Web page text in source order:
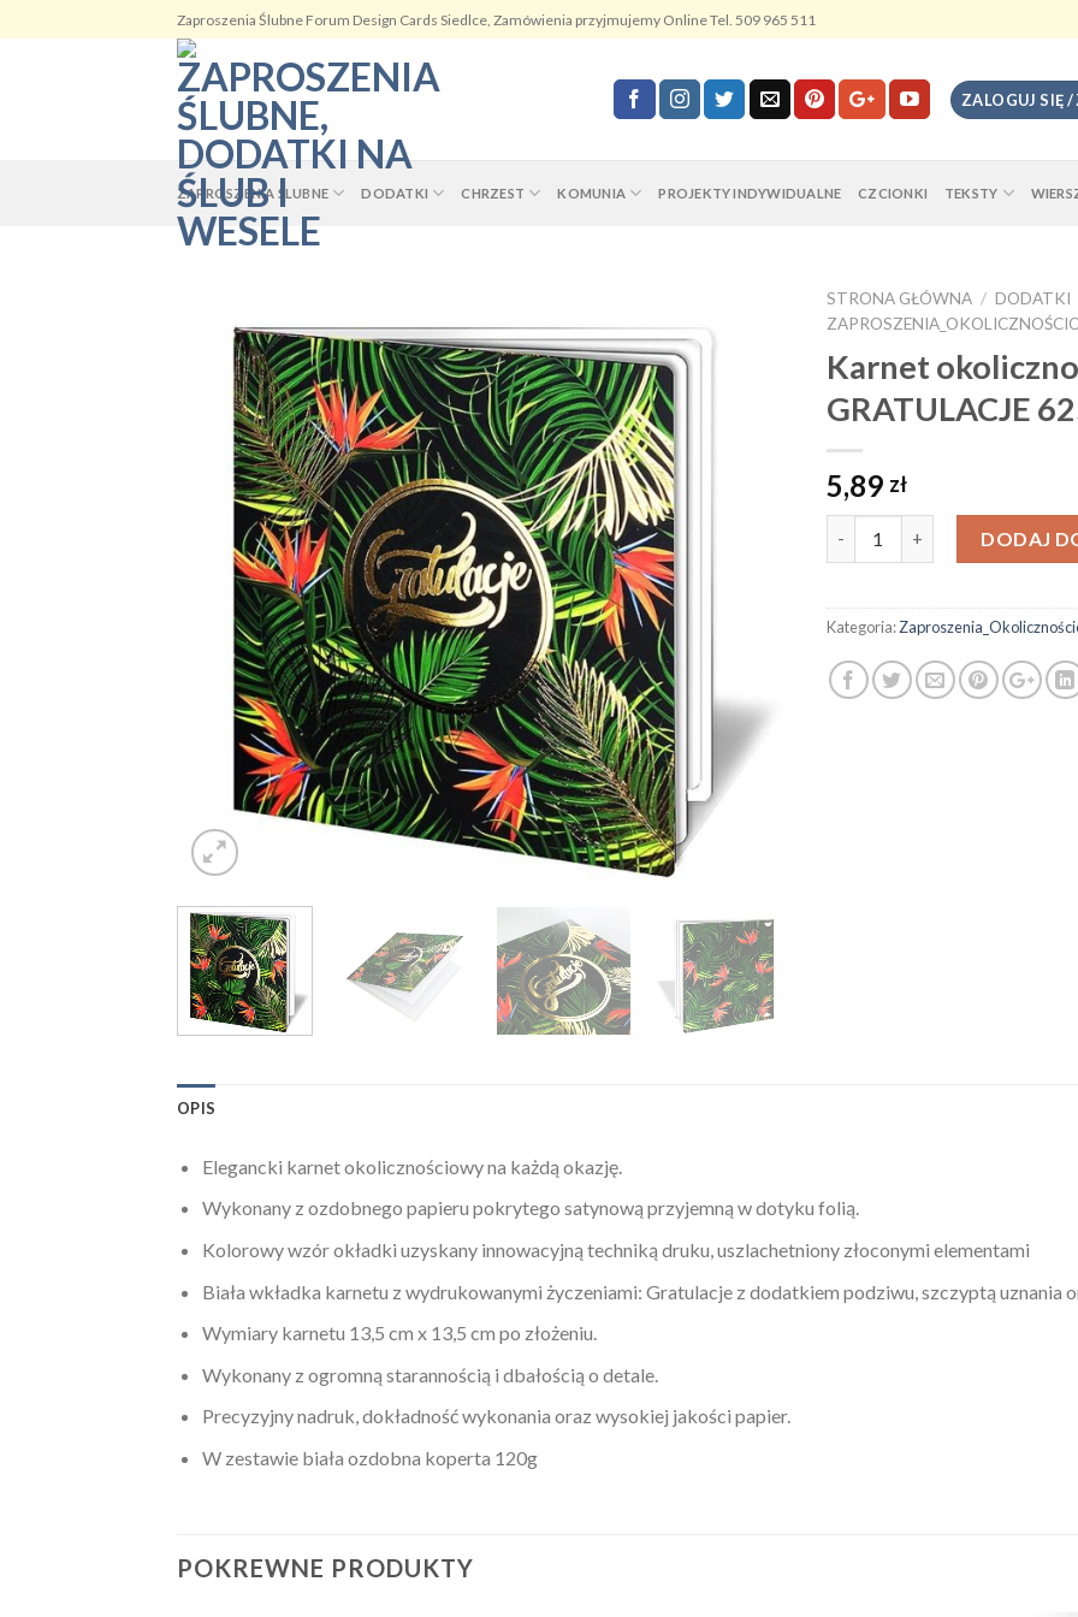
to
Zaproszenia Ślubne Forum Design Cards Siedlce, Zamówienia przyjmujemy Online Tel. 509 965 511
ZALOGUJ SIĘ /
ZAPROSZENIA ŚLUBNE DODATKI CHRZEST KOMUNIA PROJEKTY INDYWIDUALNE CZCIONKI TEKSTY
STRONA GŁÓWNA / DODATKI
Karnet
GRATULACJE
5,89 zł
DODAJ
Kategoria:
OPIS
Elegancki karnet okolicznościowy na każdą okazję.
Wykonany z ozdobnego papieru pokrytego satynową przyjemną w dotyku folią.
Kolorowy wzór okładki uzyskany innowacyjną techniką druku, uszlachetniony złoconymi elementami
Biała wkładka karnetu z wydrukowanymi życzeniami: Gratulacje z dodatkiem podziwu, szczyptą uznania
Wymiary karnetu 13,5 cm x 13,5 cm po złożeniu.
Wykonany z ogromną starannością i dbałością o detale.
Precyzyjny nadruk, dokładność wykonania oraz wysokiej jakości papier.
W zestawie biała ozdobna koperta 120g
POKREWNE PRODUKTY